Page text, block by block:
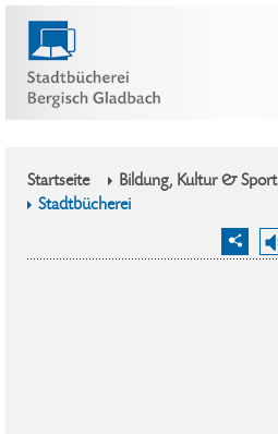
Startseite
Bildung, Kultur & Sport
Stadtbücherei